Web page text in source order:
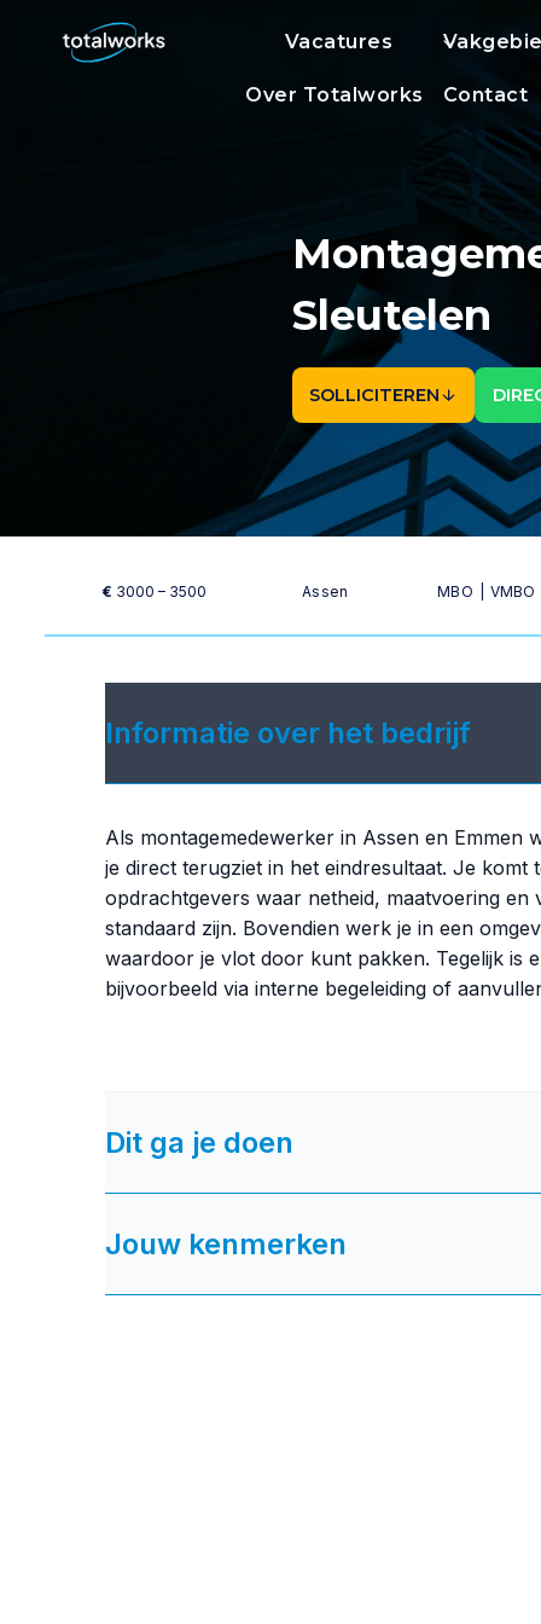
Vacatures
Over Totalworks Contact
Sleutelen
SOLLICITEREN
€ 3000 – 3500 Assen MBO VMBO
Informatie over het bedrijf
Als montagemedewerker in Assen en Emmen
je direct terugziet in het eindresultaat. Je komt
opdrachtgevers waar netheid, maatvoering en
standaard zijn. Bovendien werk je in een
waardoor je vlot door kunt pakken. Tegelijk is
bijvoorbeeld via interne begeleiding of
Dit ga je doen
Jouw kenmerken